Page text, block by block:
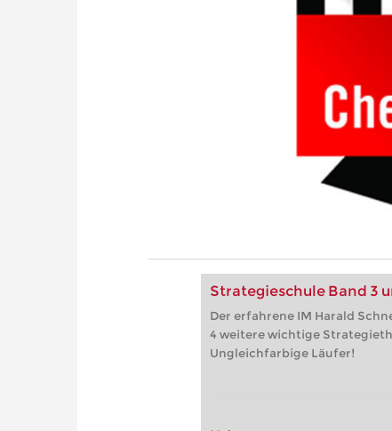
Strategieschule Band 3
Der erfahrene IM Harald
4 weitere wichtige
Ungleichfarbige Läufer!